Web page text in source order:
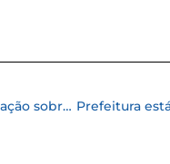
Agentes de trânsito participam de capacitação sobre a atualização no CTB